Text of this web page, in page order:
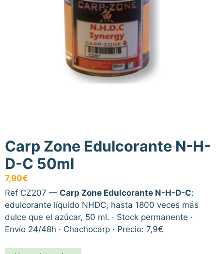
Carp Zone Edulcorante N-H-
D-C 50ml
7,90€
Ref CZ207 — Carp Zone Edulcorante N-H-D-C:
edulcorante líquido NHDC, hasta 1800 veces más
dulce que el azúcar, 50 ml. · Stock permanente ·
Envío 24/48h · Chachocarp · Precio: 7,9€